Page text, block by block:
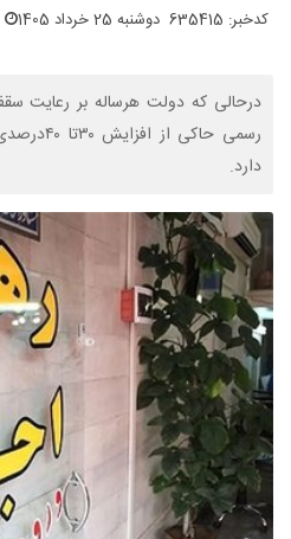
کدخبر: 635415 دوشنبه 25 خرداد 1405
درحالی که دولت هرساله بر رعایت سقف
رسمی
دارد.